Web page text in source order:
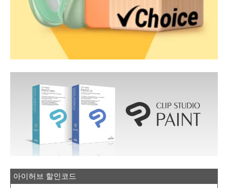
아이허브 할인코드